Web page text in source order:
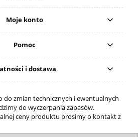
Moje konto
Pomoc
i dostawa
do zmian technicznych i ewentualnych
do wyczerpania zapasów.
ceny produktu prosimy o kontakt z